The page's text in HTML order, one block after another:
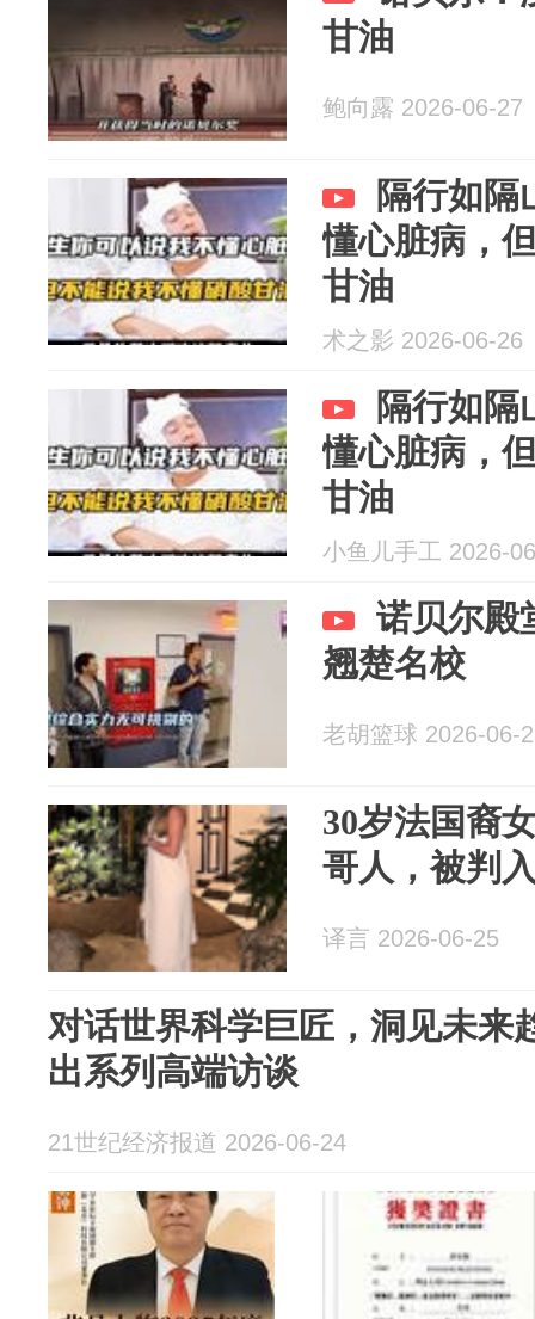
甘油
鲍向露 2026-06-27
隔行如隔
懂心脏病，
甘油
术之影 2026-06-26
隔行如隔
懂心脏病，
甘油
小鱼儿手工 2026-
诺贝尔殿
翘楚名校
老胡篮球 2026-06-
30岁法国裔
哥人，被判
译言 2026-06-25
对话世界科学巨匠，洞见未
出系列高端访谈
21世纪经济报道 2026-06-24